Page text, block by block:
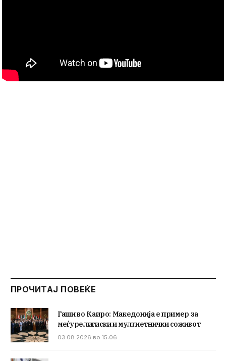
ПРОЧИТАЈ ПОВЕЌЕ
Гаши во Каиро: Македонија е пример за
меѓурелигиски и мултиетнички соживот
03.08.2026 во 15:06